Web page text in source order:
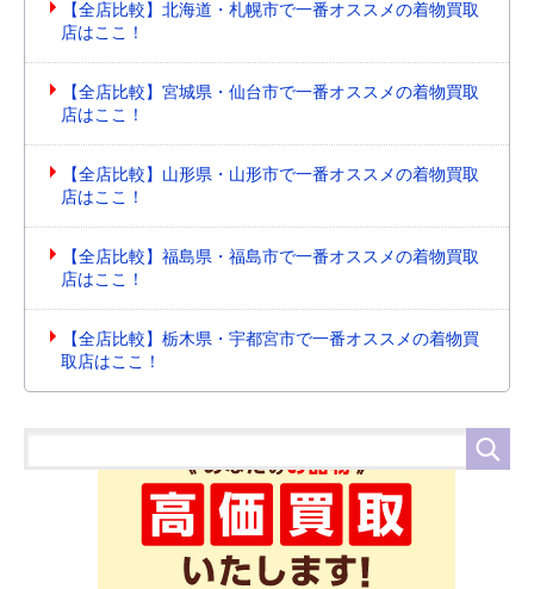
【全店比較】北海道・札幌市で一番オススメの着物買取
店はここ！
【全店比較】宮城県・仙台市で一番オススメの着物買取
店はここ！
【全店比較】山形県・山形市で一番オススメの着物買取
店はここ！
【全店比較】福島県・福島市で一番オススメの着物買取
店はここ！
【全店比較】栃木県・宇都宮市で一番オススメの着物買
取店はここ！